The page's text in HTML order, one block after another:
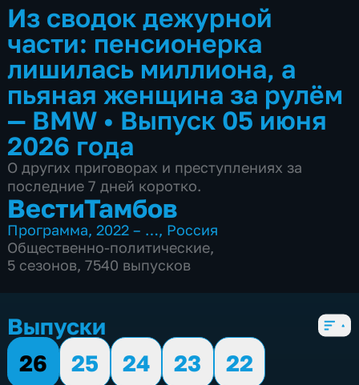
Из сводок дежурной
части: пенсионерка
лишилась миллиона, а
пьяная женщина за рулём
— BMW • Выпуск 05 июня
2026 года
О других приговорах и преступлениях за
последние 7 дней коротко.
ВестиТамбов
Программа,2022 – …, Россия
Общественно-политические,
5 сезонов, 7540 выпусков
Выпуски
26
25 24 23
22